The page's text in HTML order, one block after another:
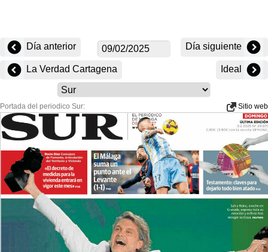
Día anterior Día siguiente
La Verdad Cartagena Ideal
Portada del periodico Sur: Sitio web